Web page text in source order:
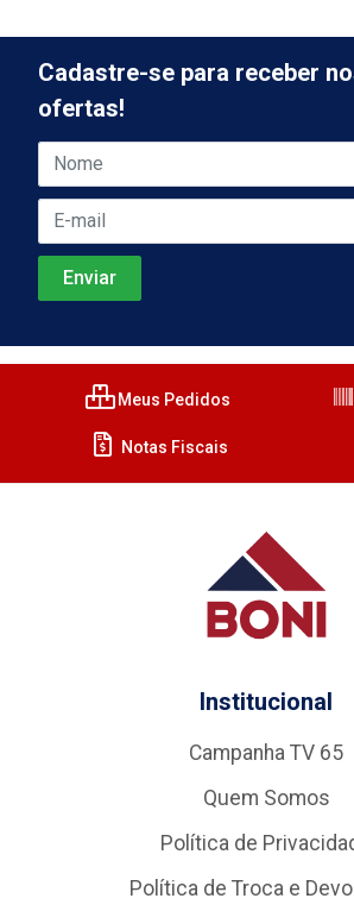
Cadastre-se para receber
ofertas!
Meus Pedidos
Notas Fiscais
Institucional
Campanha TV 65
Quem Somos
Política de
Política de Troca e